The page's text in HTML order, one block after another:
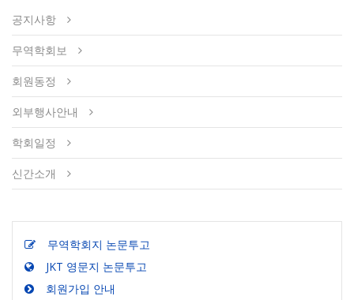
공지사항
무역학회보
회원동정
외부행사안내
학회일정
신간소개
무역학회지 논문투고
JKT 영문지 논문투고
회원가입 안내